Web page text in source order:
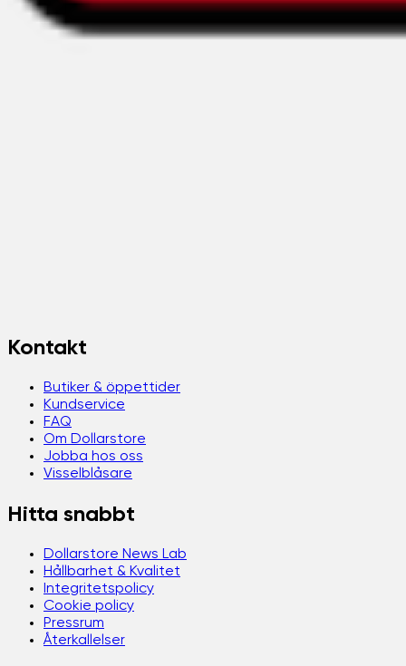
Kontakt
Butiker & öppettider
Kundservice
FAQ
Om Dollarstore
Jobba hos oss
Visselblåsare
Hitta snabbt
Dollarstore News Lab
Hållbarhet & Kvalitet
Integritetspolicy
Cookie policy
Pressrum
Återkallelser